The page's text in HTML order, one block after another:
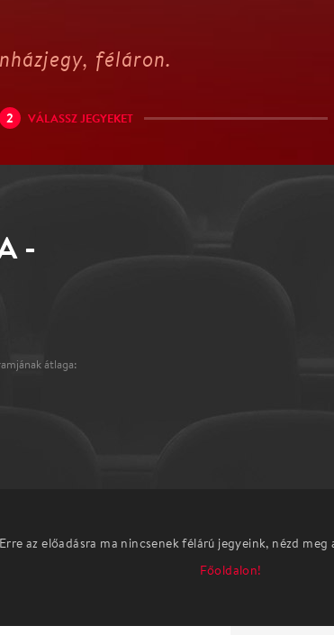
féláron.
2 VÁLASSZ JEGYEKET
-
átlaga:
Erre az előadásra ma nincsenek félárú jegyeink, nézd meg
Főoldalon!